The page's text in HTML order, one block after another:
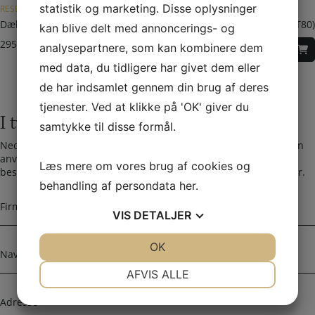
RESERVEDELE TIL TERMATECH
Dækplade til toprist støbejern (TT21+TT23+TT30+ TT44+TT55+TT80)
295,00
DKK
I tvivl? Kontakt os i dag
Nedenfor kan du kontakte os. Den følgende kontaktformular kan
anvendes til alle spørgsmål som du ikke har fået svar på her. Vi
bestræber os på at besvare alle henvendelser indenfor 24 timer.
i
r
a
n
v
a
v
d
statistik og marketing. Disse oplysninger
kan blive delt med annoncerings- og
analysepartnere, som kan kombinere dem
med data, du tidligere har givet dem eller
de har indsamlet gennem din brug af deres
tjenester. Ved at klikke på 'OK' giver du
samtykke til disse formål.
Læs mere om vores brug af cookies og
behandling af persondata her.
VIS DETALJER
AFVIS ALLE
OK